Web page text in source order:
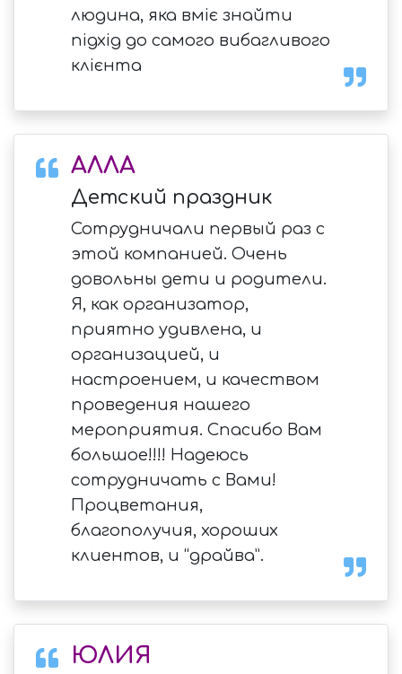
людина, яка вміє знайти
підхід до самого вибагливого
клієнта
АЛЛА
Детский праздник
Сотрудничали первый раз с
этой компанией. Очень
довольны дети и родители.
Я, как организатор,
приятно удивлена, и
организацией, и
настроением, и качеством
проведения нашего
мероприятия. Спасибо Вам
большое!!!! Надеюсь
сотрудничать с Вами!
Процветания,
благополучия, хороших
клиентов, и “драйва”.
ЮЛИЯ